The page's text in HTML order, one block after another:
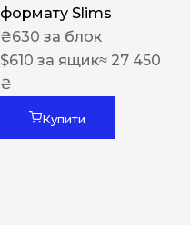
формату Slims
₴630 за блок
$610 за ящик≈ 27 450
₴
Купити